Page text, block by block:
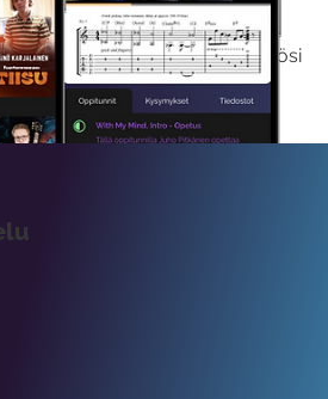
saat koko sisältömme käyttöösi
viikon ajaksi.